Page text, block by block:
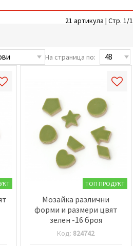
21 артикула | Стр. 1/1
На страница по:
ТОП ПРОДУКТ
Мозайка различни
форми и размери цвят
зелен -16 броя
Код: 824742